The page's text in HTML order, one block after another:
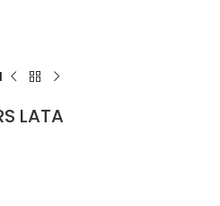
LATA